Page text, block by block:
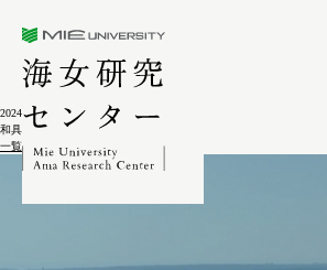
2024.02.04
和具郷土誌 海女の一日
一覧に戻る